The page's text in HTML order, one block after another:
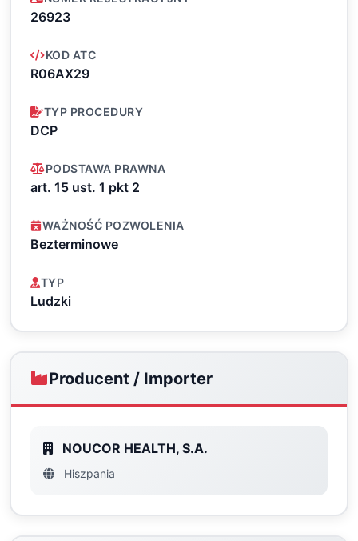
26923
KOD ATC
R06AX29
TYP PROCEDURY
DCP
PODSTAWA PRAWNA
art. 15 ust. 1 pkt 2
WAŻNOŚĆ POZWOLENIA
Bezterminowe
TYP
Ludzki
Producent / Importer
NOUCOR HEALTH, S.A.
Hiszpania